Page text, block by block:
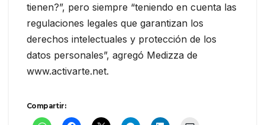
tienen?”, pero siempre “teniendo en cuenta las
regulaciones legales que garantizan los
derechos intelectuales y protección de los
datos personales”, agregó Medizza de
www.activarte.net.
Compartir: